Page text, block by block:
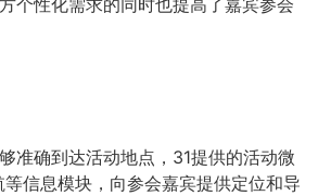
个性化需求的同时也提高了嘉宾参会
准确到达活动地点，31提供的活动微
信息模块，向参会嘉宾提供定位和导